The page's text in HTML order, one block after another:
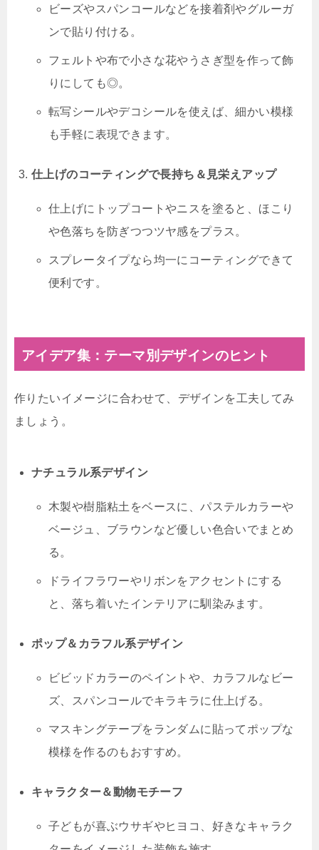
ビーズやスパンコールなどを接着剤やグルーガ
ンで貼り付ける。
フェルトや布で小さな花やうさぎ型を作って飾
りにしても◎。
転写シールやデコシールを使えば、細かい模様
も手軽に表現できます。
仕上げのコーティングで長持ち＆見栄えアップ
仕上げにトップコートやニスを塗ると、ほこり
や色落ちを防ぎつつツヤ感をプラス。
スプレータイプなら均一にコーティングできて
便利です。
アイデア集：テーマ別デザインのヒント
作りたいイメージに合わせて、デザインを工夫してみ
ましょう。
ナチュラル系デザイン
木製や樹脂粘土をベースに、パステルカラーや
ベージュ、ブラウンなど優しい色合いでまとめ
る。
ドライフラワーやリボンをアクセントにする
と、落ち着いたインテリアに馴染みます。
ポップ＆カラフル系デザイン
ビビッドカラーのペイントや、カラフルなビー
ズ、スパンコールでキラキラに仕上げる。
マスキングテープをランダムに貼ってポップな
模様を作るのもおすすめ。
キャラクター＆動物モチーフ
子どもが喜ぶウサギやヒヨコ、好きなキャラク